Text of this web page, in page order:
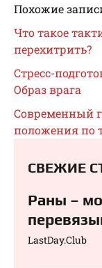
Похожие
Что такое
перехитрить?
Стресс-
Образ врага
Современный
положения по
СВЕЖИЕ
Раны –
LastDay.Club